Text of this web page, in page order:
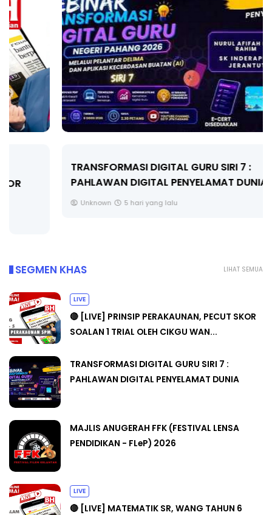
TRANSFORMASI DIGITAL GURU SIRI 7 :
PAHLAWAN DIGITAL PENYELAMAT DUNIA
5 hari yang lalu
LIHAT SEMUA
SEGMEN KHAS
LIVE
🔴 [LIVE] PRINSIP PERAKAUNAN, PECUT SKOR
SOALAN 1 TRIAL OLEH CIKGU WAN...
TRANSFORMASI DIGITAL GURU SIRI 7 :
PAHLAWAN DIGITAL PENYELAMAT DUNIA
MAJLIS ANUGERAH FFK (FESTIVAL LENSA
PENDIDIKAN - FLeP) 2026
LIVE
🔴 [LIVE] MATEMATIK SR, WANG TAHUN 6